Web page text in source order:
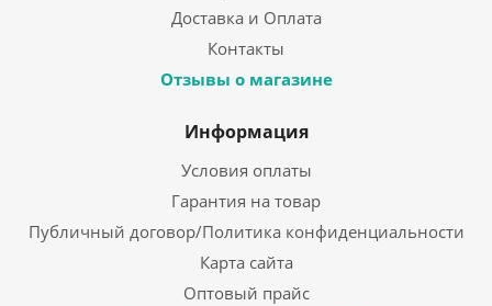
Доставка и Оплата
Контакты
Отзывы о магазине
Информация
Условия оплаты
Гарантия на товар
Публичный договор/Политика конфиденциальности
Карта сайта
Оптовый прайс